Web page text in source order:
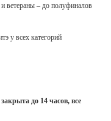
ветераны – до полуфиналов
у всех категорий
до 14 часов, все